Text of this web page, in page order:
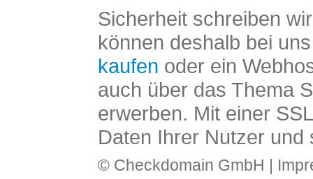
Sicherheit schreiben
können deshalb bei
kaufen oder ein
auch über das Thema
erwerben. Mit einer
Daten Ihrer Nutzer und
© Checkdomain GmbH |